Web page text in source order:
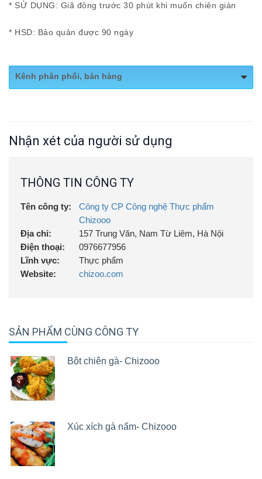
* SỬ DỤNG: Giã đông trước 30 phút khi muốn chiên gián
* HSD: Bảo quản được 90 ngày
Kênh phân phối, bán hàng
Nhận xét của người sử dụng
THÔNG TIN CÔNG TY
Tên công ty:
Công ty CP Công nghệ Thực phẩm
Chizooo
Địa chỉ:
157 Trung Văn, Nam Từ Liêm, Hà Nội
Điện thoại:
0976677956
Lĩnh vực:
Thực phẩm
Website:
chizoo.com
SẢN PHẨM CÙNG CÔNG TY
Bột chiên gà- Chizooo
Xúc xích gà nấm- Chizooo